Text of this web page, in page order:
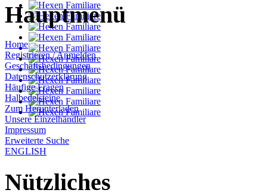
Hauptmenü
Home
Registrieren / Anmelden
Geschäftsbedingungen
Datenschutzerklärung
Häufige Fragen
Halbedelsteine
Zum Herunterladen
Unsere Einzelhändler
Impressum
Erweiterte Suche
ENGLISH
Nützliches